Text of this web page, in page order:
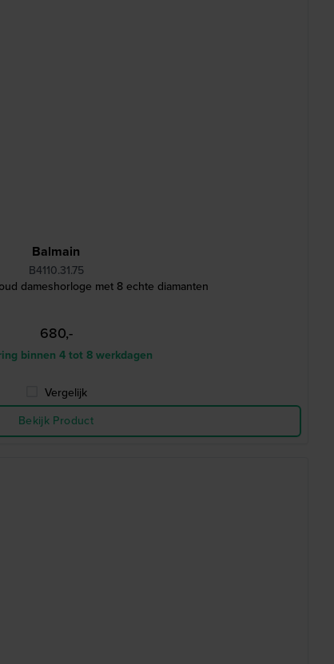
Balmain
B4110.31.75
dameshorloge met 8 echte diamanten
680,-
binnen 4 tot 8 werkdagen
Vergelijk
Bekijk Product